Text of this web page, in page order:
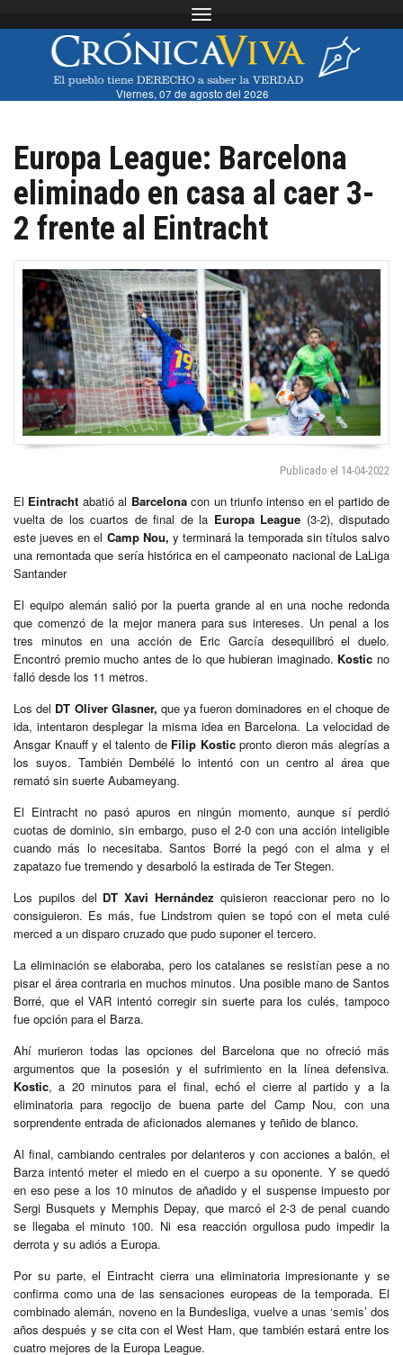
Toggle navigation
Viernes, 07 de agosto del 2026
Europa League: Barcelona
eliminado en casa al caer 3-
2 frente al Eintracht
Publicado el 14-04-2022
El Eintracht abatió al Barcelonacon un triunfo intenso en el partido de
vuelta de los cuartos de final de la Europa League (3-2), disputado
este jueves en el Camp Nou, y terminará la temporada sin títulos salvo
una remontada que sería histórica en el campeonato nacional de LaLiga
Santander
El equipo alemán salió por la puerta grande al en una noche redonda
que comenzó de la mejor manera para sus intereses. Un penal a los
tres minutos en una acción de Eric García desequilibró el duelo.
Encontró premio mucho antes de lo que hubieran imaginado. Kostic no
falló desde los 11 metros.
Los del DT Oliver Glasner, que ya fueron dominadores en el choque de
ida, intentaron desplegar la misma idea en Barcelona. La velocidad de
Ansgar Knauff y el talento de Filip Kosticpronto dieron más alegrías a
los suyos. También Dembélé lo intentó con un centro al área que
remató sin suerte Aubameyang.
El Eintracht no pasó apuros en ningún momento, aunque sí perdió
cuotas de dominio, sin embargo, puso el 2-0 con una acción inteligible
cuando más lo necesitaba. Santos Borré la pegó con el alma y el
zapatazo fue tremendo y desarboló la estirada de Ter Stegen.
Los pupilos del DT Xavi Hernández quisieron reaccionar pero no lo
consiguieron. Es más, fue Lindstrom quien se topó con el meta culé
merced a un disparo cruzado que pudo suponer el tercero.
La eliminación se elaboraba, pero los catalanes se resistían pese a no
pisar el área contraria en muchos minutos. Una posible mano de Santos
Borré, que el VAR intentó corregir sin suerte para los culés, tampoco
fue opción para el Barza.
Ahí murieron todas las opciones del Barcelona que no ofreció más
argumentos que la posesión y el sufrimiento en la línea defensiva.
Kostic, a 20 minutos para el final, echó el cierre al partido y a la
eliminatoria para regocijo de buena parte del Camp Nou, con una
sorprendente entrada de aficionados alemanes y teñido de blanco.
Al final, cambiando centrales por delanteros y con acciones a balón, el
Barza intentó meter el miedo en el cuerpo a su oponente. Y se quedó
en eso pese a los 10 minutos de añadido y el suspense impuesto por
Sergi Busquets y Memphis Depay, que marcó el 2-3 de penal cuando
se llegaba el minuto 100. Ni esa reacción orgullosa pudo impedir la
derrota y su adiós a Europa.
Por su parte, el Eintracht cierra una eliminatoria impresionante y se
confirma como una de las sensaciones europeas de la temporada. El
combinado alemán, noveno en la Bundesliga, vuelve a unas ‘semis’ dos
años después y se cita con el West Ham, que también estará entre los
cuatro mejores de la Europa League.